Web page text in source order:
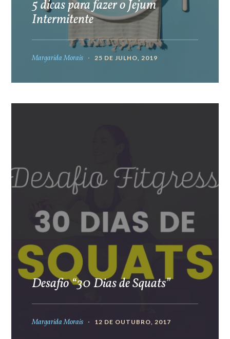
5 dicas para fazer o Jejum
Intermitente
Margarida Morais 25 DE JULHO, 2019
Desafio “30 Dias de Squats”
Margarida Morais 12 DE OUTUBRO, 2017